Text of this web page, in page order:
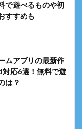
で遊べるものや初
すすめも
ムアプリの最新作
対応6選！無料で遊
は？